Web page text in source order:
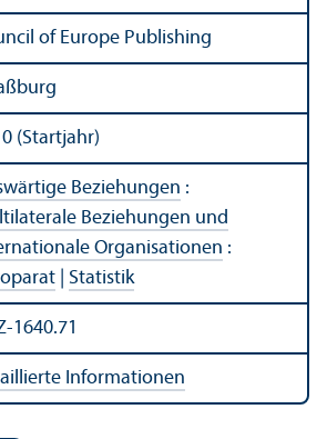
of Europe Publishing
(Startjahr)
Beziehungen :
Beziehungen und
Organisationen :
Statistik
1640.71
Informationen